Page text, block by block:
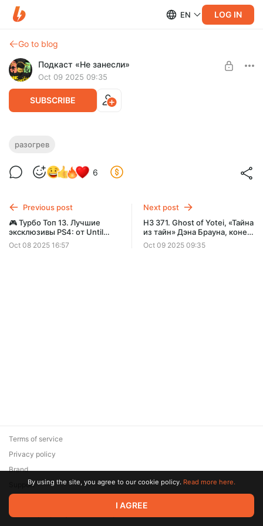
EN LOG IN
Go to blog
Подкаст «Не занесли»
Oct 09 2025 09:35
SUBSCRIBE
🔥 Разогрев 271. Не мудак ли дворецкий
Эпизод, в котором Артемию с демоническим грохотом
чистят поварешку, а Макса пугают «Щенячьим патрулем»
Подкасты «Жиза», «Вспоминашки», спешалы
разогрев
6
Previous post
🎮 Турбо Топ 13. Лучшие
эксклюзивы PS4: от Until
Dawn до The Last of Us 2
Oct 08 2025 16:57
Next post
НЗ 371. Ghost of Yotei, «Тайна
из тайн» Дэна Брауна, конец
Xbox Game Pass, замена
Тиму Куку, «Форсаж 11» под
Oct 09 2025 09:35
© 2026 Zaya Solutions Limited. All rights reserved. All trademarks
are the property of their respective owners.
Terms of service
Privacy policy
Brand
SupportBy using the site, you agree to our cookie policy. Read more here.
I AGREE